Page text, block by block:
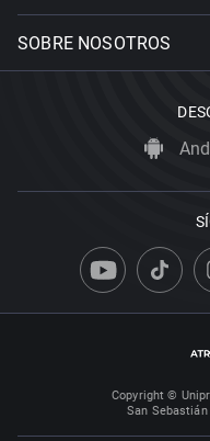
SOBRE NOSOTROS
Copyright ©
San